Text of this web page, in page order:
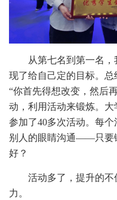
从第七名到第一名
现了给自己定的目标。总
“你首先得想改变，然后
动，利用活动来锻炼。
参加了40多次活动。每
别人的眼睛沟通——只要
好？
活动多了，提升的
力。